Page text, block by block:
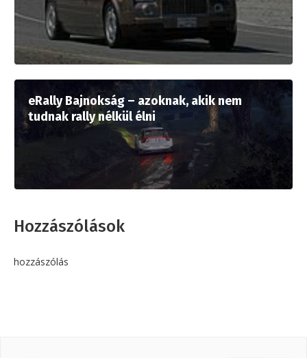
eRally Bajnokság – azoknak, akik nem
tudnak rally nélkül élni
Hozzászólások
hozzászólás